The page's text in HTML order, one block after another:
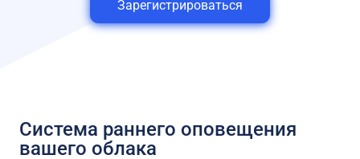
Зарегистрироваться
Система раннего оповещения
вашего облака